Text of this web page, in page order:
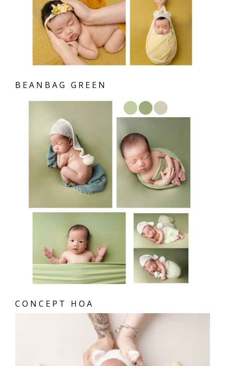
BEANBAG GREEN
CONCEPT HOA